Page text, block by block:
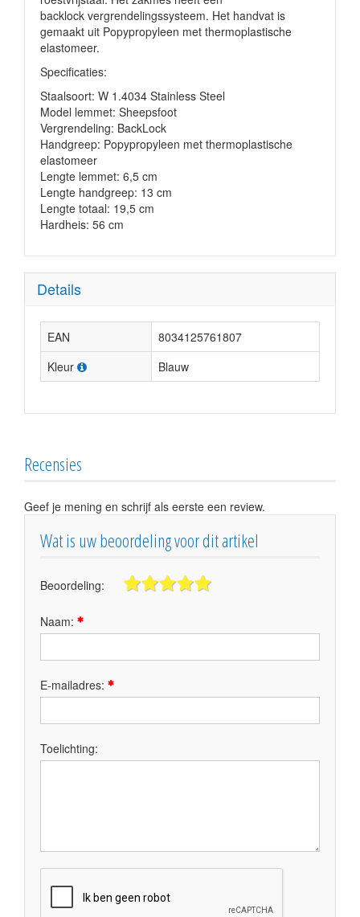
backlock vergrendelingssysteem. Het handvat is
gemaakt uit Popypropyleen met thermoplastische
elastomeer.
Specificaties:
Staalsoort: W 1.4034 Stainless Steel
Model lemmet: Sheepsfoot
Vergrendeling: BackLock
Handgreep: Popypropyleen met thermoplastische
elastomeer
Lengte lemmet: 6,5 cm
Lengte handgreep: 13 cm
Lengte totaal: 19,5 cm
Hardheis: 56 cm
Details
EAN
8034125761807
Kleur
Blauw
Recensies
Geef je mening en schrijf als eerste een review.
Wat is uw beoordeling voor dit artikel
Beoordeling:
Naam:
E-mailadres:
Toelichting: